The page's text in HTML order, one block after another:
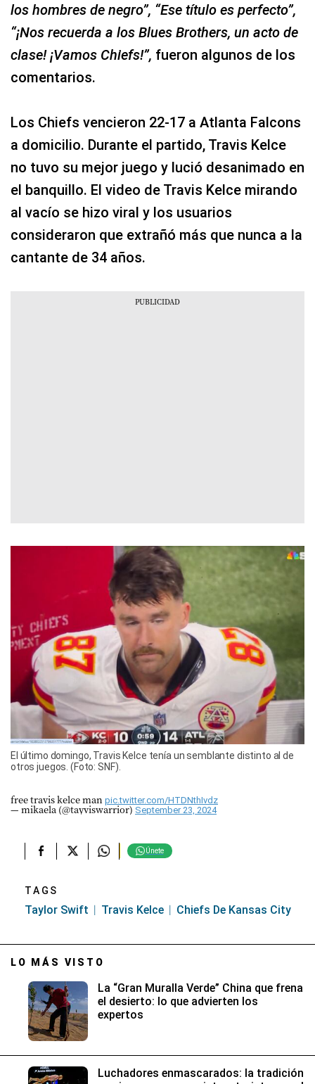
los hombres de negro”, “Ese título es perfecto”,
“¡Nos recuerda a los Blues Brothers, un acto de
clase! ¡Vamos Chiefs!”, fueron algunos de los
comentarios.
Los Chiefs vencieron 22-17 a Atlanta Falcons
a domicilio. Durante el partido, Travis Kelce
no tuvo su mejor juego y lució desanimado en
el banquillo. El video de Travis Kelce mirando
al vacío se hizo viral y los usuarios
consideraron que extrañó más que nunca a la
cantante de 34 años.
El último domingo, Travis Kelce tenía un semblante distinto al de
otros juegos. (Foto: SNF).
free travis kelce man pic.twitter.com/HTDNthIvdz
— mikaela (@tayviswarrior)September 23, 2024
Únete
TAGS
Taylor Swift Travis Kelce Chiefs De Kansas City
LO MÁS VISTO
La “Gran Muralla Verde” China que frena
el desierto: lo que advierten los
expertos
Luchadores enmascarados: la tradición